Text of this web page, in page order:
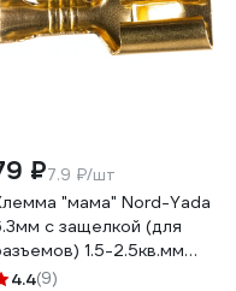
₽7.9 ₽/шт
"мама" Nord-Yada
с защелкой (для
1.5-2.5кв.мм
4.4(9)